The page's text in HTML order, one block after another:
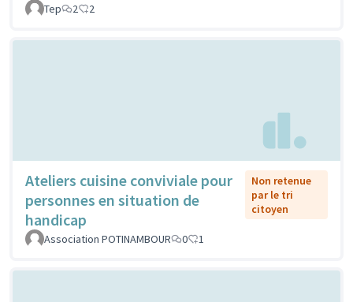
Tep
2 2
Ateliers cuisine conviviale pour
personnes en situation de
handicap
Non retenue
par le tri
citoyen
Association POTINAMBOUR 0 1